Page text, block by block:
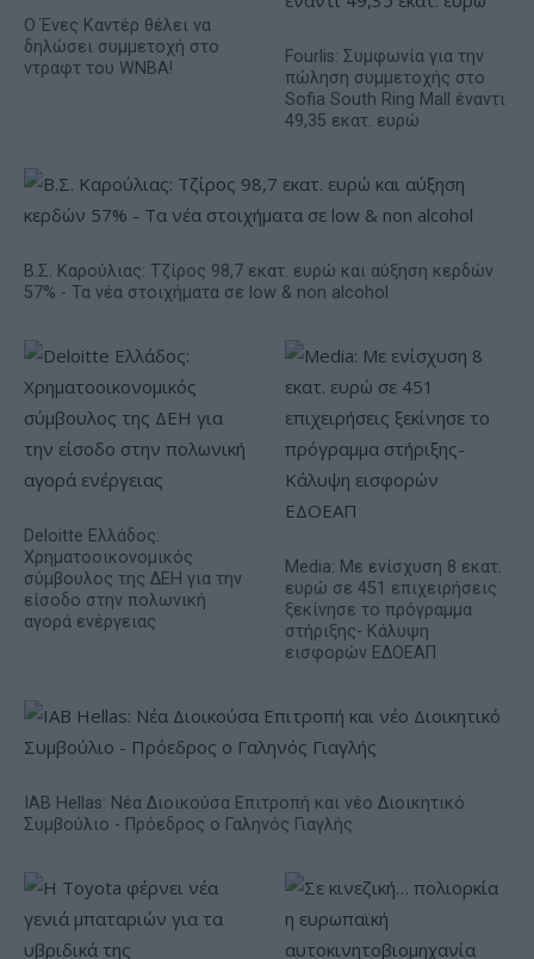
Ο Ένες Καντέρ θέλει να
δηλώσει συμμετοχή στο
ντραφτ του WNBA!
Fourlis: Συμφωνία για την
πώληση συμμετοχής στο
Sofia South Ring Mall έναντι
49,35 εκατ. ευρώ
Β.Σ. Καρούλιας: Τζίρος 98,7 εκατ. ευρώ και αύξηση κερδών
57% - Τα νέα στοιχήματα σε low & non alcohol
Deloitte Ελλάδος:
Χρηματοοικονομικός
σύμβουλος της ΔΕΗ για την
είσοδο στην πολωνική
αγορά ενέργειας
Media: Με ενίσχυση 8 εκατ.
ευρώ σε 451 επιχειρήσεις
ξεκίνησε το πρόγραμμα
στήριξης- Κάλυψη
εισφορών ΕΔΟΕΑΠ
IAB Hellas: Νέα Διοικούσα Επιτροπή και νέο Διοικητικό
Συμβούλιο - Πρόεδρος ο Γαληνός Γιαγλής